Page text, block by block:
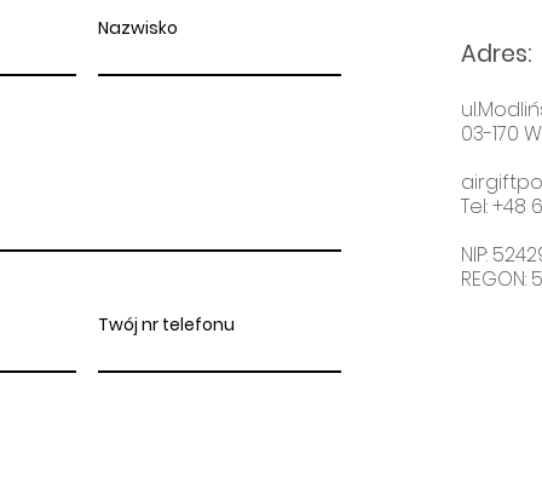
Nazwisko
Twój nr telefonu
Adres:
03-170
Tel: +48
NIP:
REGON: